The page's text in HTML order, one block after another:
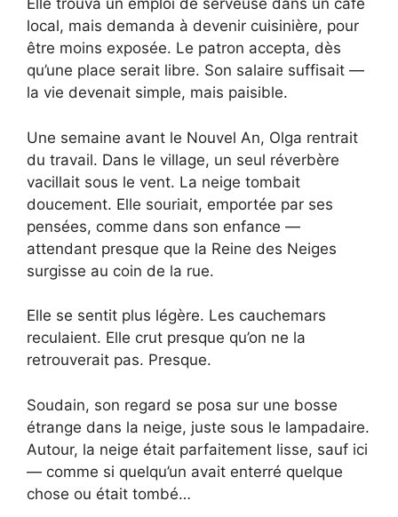
Elle trouva un emploi de serveuse dans un café
local, mais demanda à devenir cuisinière, pour
être moins exposée. Le patron accepta, dès
qu’une place serait libre. Son salaire suffisait —
la vie devenait simple, mais paisible.
Une semaine avant le Nouvel An, Olga rentrait
du travail. Dans le village, un seul réverbère
vacillait sous le vent. La neige tombait
doucement. Elle souriait, emportée par ses
pensées, comme dans son enfance —
attendant presque que la Reine des Neiges
surgisse au coin de la rue.
Elle se sentit plus légère. Les cauchemars
reculaient. Elle crut presque qu’on ne la
retrouverait pas. Presque.
Soudain, son regard se posa sur une bosse
étrange dans la neige, juste sous le lampadaire.
Autour, la neige était parfaitement lisse, sauf ici
— comme si quelqu’un avait enterré quelque
chose ou était tombé…